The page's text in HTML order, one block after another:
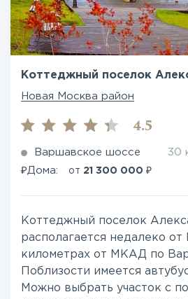
Коттеджный поселок
Новая Москва район
4.5
Варшавское шоссе 30
₽Дома: от 21 300 000 ₽
Коттеджный поселок
располагается недалеко
километрах от МКАД по
Поблизости имеется
Можно выбрать участок с